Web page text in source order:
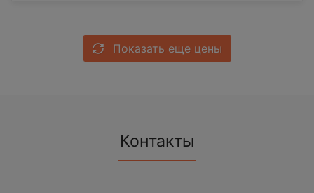
Показать еще цены
Контакты